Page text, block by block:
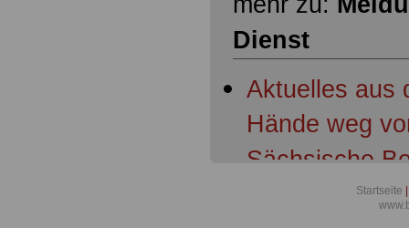
Dienst
Aktuelles aus
Hände weg
Sächsische
AktuellesStartseite